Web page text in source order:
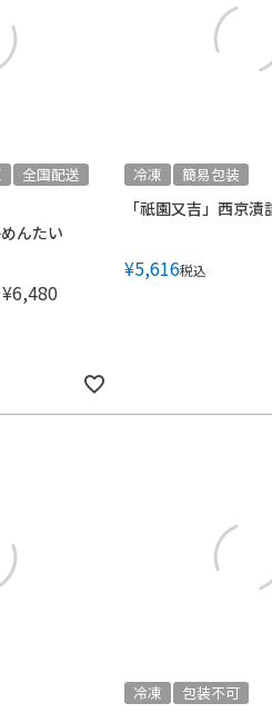
全国配送
んたい
¥6,480
冷凍 簡易包装
「祇園又吉」西京漬
¥5,616税込
冷凍 包装不可